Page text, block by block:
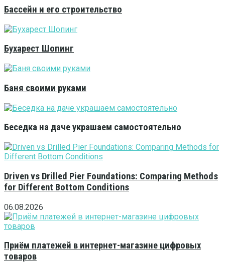
Бассейн и его строительство
Бухарест Шопинг
Баня своими руками
Беседка на даче украшаем самостоятельно
Driven vs Drilled Pier Foundations: Comparing Methods
for Different Bottom Conditions
06.08.2026
Приём платежей в интернет-магазине цифровых
товаров